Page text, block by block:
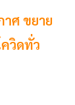
าศ ขยาย
วิดทั่ว